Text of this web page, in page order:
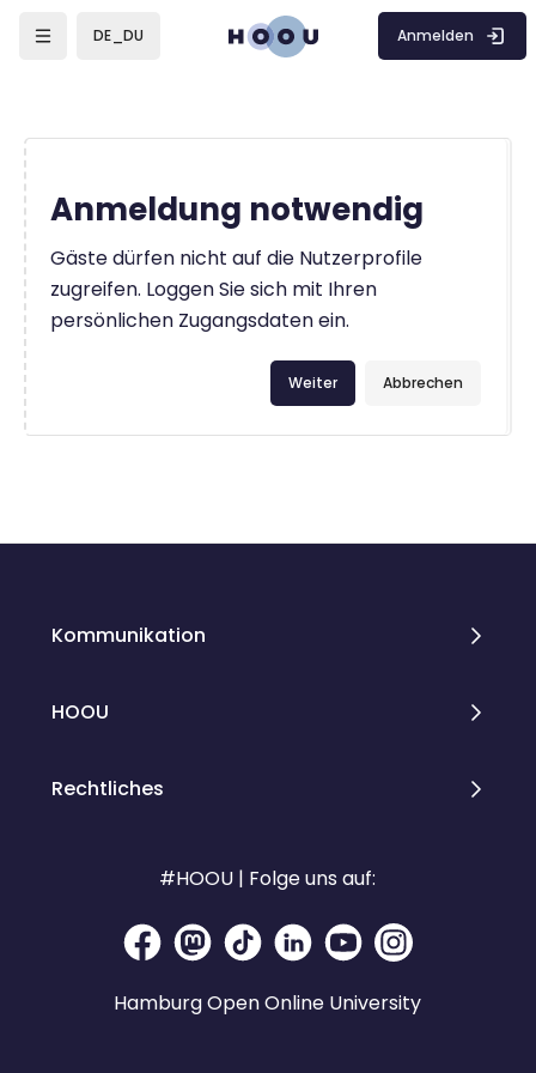
DE_DU Anmelden
Anmeldung notwendig
Gäste dürfen nicht auf die Nutzerprofile
zugreifen. Loggen Sie sich mit Ihren
persönlichen Zugangsdaten ein.
Abbrechen
Weiter
Kommunikation
HOOU
Rechtliches
#HOOU | Folge uns auf:
Hamburg Open Online University